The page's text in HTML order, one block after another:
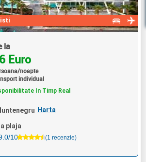
la
Euro
noapte
individual
In Timp Real
Harta
plaja
10
(1 recenzie)